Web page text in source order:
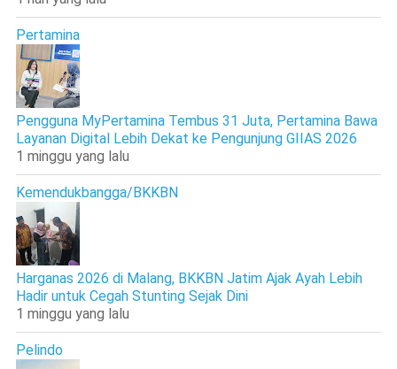
Pertamina
Pengguna MyPertamina Tembus 31 Juta, Pertamina Bawa
Layanan Digital Lebih Dekat ke Pengunjung GIIAS 2026
1 minggu yang lalu
Kemendukbangga/BKKBN
Harganas 2026 di Malang, BKKBN Jatim Ajak Ayah Lebih
Hadir untuk Cegah Stunting Sejak Dini
1 minggu yang lalu
Pelindo